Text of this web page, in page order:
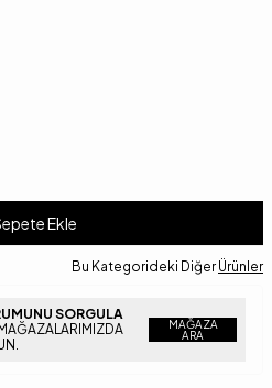
Ekle
Bu Kategorideki Diğer Ürünler
SORGULA
MAĞAZA
ARA